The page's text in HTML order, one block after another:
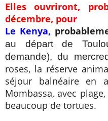
Elles ouvriront,
décembre, pour
Le Kenya,
au départ de
demande), du
roses, la réserve
séjour balnéaire en
Mombassa, avec
beaucoup de tortues.